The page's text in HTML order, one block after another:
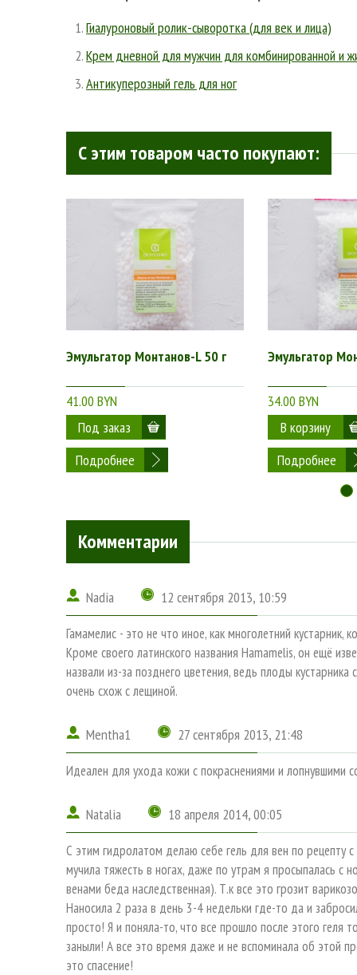
Гиалуроновый ролик-сыворотка (для век и лица)
Крем дневной для мужчин для комбинированной и
Антикуперозный гель для ног
С этим товаром часто покупают:
Эмульгатор Монтанов-L 50 г
41.00 BYN
Подробнее
Эмульгатор
34.00 BYN
Подробнее
Комментарии
Nadia 12 сентября 2013, 10:59
Гамамелис - это не что иное, как многолетний
Кроме своего латинского названия Hamamelis, он ещё
назвали из-за позднего цветения, ведь плоды
очень схож с лещиной.
Mentha1 27 сентября 2013, 21:48
Идеален для ухода кожи с покраснениями и лопнувшими
Natalia 18 апреля 2014, 00:05
С этим гидролатом делаю себе гель для вен по рецепту
мучила тяжесть в ногах, даже по утрам я просыпалась с
венами беда наследственная). Т.к все это грозит
Наносила 2 раза в день 3-4 недельки где-то да и
просто! Я и поняла-то, что все прошло после этого геля
заныли! А все это время даже и не вспоминала об этой
это спасение!